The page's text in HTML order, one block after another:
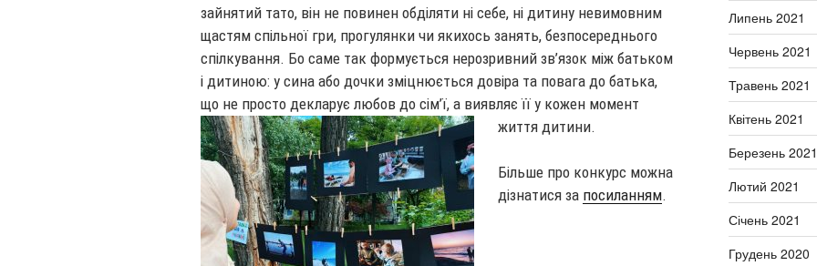
зайнятий тато, він не повинен обділяти ні себе, ні дитину невимовним
щастям спільної гри, прогулянки чи якихось занять, безпосереднього
спілкування. Бо саме так формується нерозривний зв’язок між батьком
і дитиною: у сина або дочки зміцнюється довіра та повага до батька,
що не просто декларує любов до сім’ї, а виявляє її у кожен момент
життя дитини.
Більше про конкурс можна
дізнатися за посиланням.
Липень 2021
Червень 2021
Травень 2021
Квітень 2021
Березень 2021
Лютий 2021
Січень 2021
Грудень 2020